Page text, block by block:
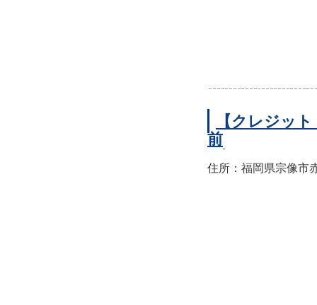
【クレジッ
前
住所：福岡県宗像市